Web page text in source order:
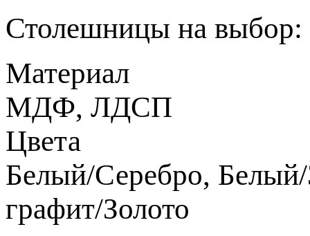
Столешницы на
Материал
МДФ, ЛДСП
Цвета
Белый/Серебро,
графит/Золото